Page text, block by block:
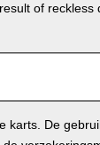
of
karts. De